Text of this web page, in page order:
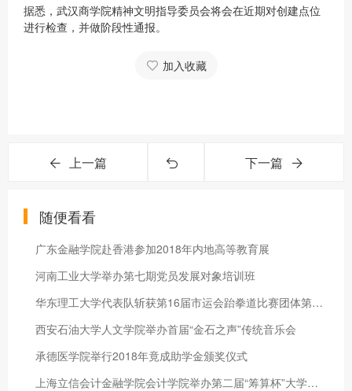
据悉，武汉商学院精神文明指导委员会将会在近期对创建点位
进行检查，并做阶段性通报。
加入收藏
上一篇 下一篇
随便看看
广东金融学院赴香港参加2018年内地高等教育展
河南工业大学举办第七期党员发展对象培训班
华东理工大学代表队斩获第16届市运会跆拳道比赛团体第三名
西安石油大学人文学院举办首届“金石之声”传统音乐会
承德医学院举行2018年竟成助学金颁奖仪式
上海立信会计金融学院会计学院举办第二届“筹算杯”大学生珠算大